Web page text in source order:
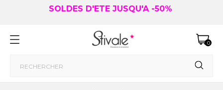
SOLDES D'ETE JUSQU'A -50%
0